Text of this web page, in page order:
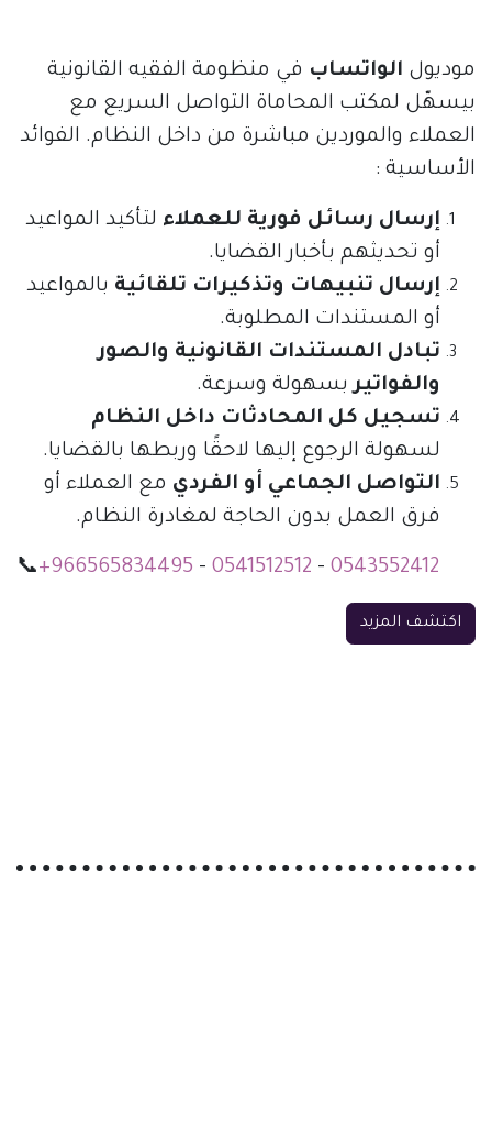
موديول الواتساب في منظومة الفقيه القانونية
بيسهّل لمكتب المحاماة التواصل السريع مع
العملاء والموردين مباشرة من داخل النظام. الفوائد
الأساسية :
إرسال رسائل فورية للعملاء لتأكيد المواعيد
أو تحديثهم بأخبار القضايا.
إرسال تنبيهات وتذكيرات تلقائية بالمواعيد
أو المستندات المطلوبة.
تبادل المستندات القانونية والصور
والفواتيربسهولة وسرعة.
تسجيل كل المحادثات داخل النظام
لسهولة الرجوع إليها لاحقًا وربطها بالقضايا.
التواصل الجماعي أو الفردي مع العملاء أو
فرق العمل بدون الحاجة لمغادرة النظام.
📞+966565834495 - 0541512512 - 0543552412
اكتشف المزيد